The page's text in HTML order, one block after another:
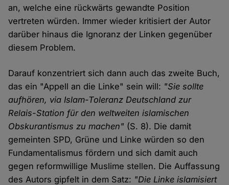
an, welche eine rückwärts gewandte Position
vertreten würden. Immer wieder kritisiert der Autor
darüber hinaus die Ignoranz der Linken gegenüber
diesem Problem.
Darauf konzentriert sich dann auch das zweite Buch,
das ein "Appell an die Linke" sein will: "Sie sollte
aufhören, via Islam-Toleranz Deutschland zur
Relais-Station für den weltweiten islamischen
Obskurantismus zu machen" (S. 8). Die damit
gemeinten SPD, Grüne und Linke würden so den
Fundamentalismus fördern und sich damit auch
gegen reformwillige Muslime stellen. Die Auffassung
des Autors gipfelt in dem Satz: "Die Linke islamisiert